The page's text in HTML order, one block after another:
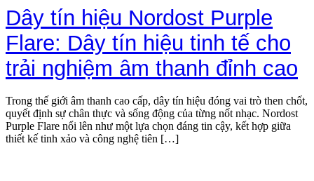
Dây tín hiệu Nordost Purple
Flare: Dây tín hiệu tinh tế cho
trải nghiệm âm thanh đỉnh cao
Trong thế giới âm thanh cao cấp, dây tín hiệu đóng vai trò then chốt,
quyết định sự chân thực và sống động của từng nốt nhạc. Nordost
Purple Flare nổi lên như một lựa chọn đáng tin cậy, kết hợp giữa
thiết kế tinh xảo và công nghệ tiên […]